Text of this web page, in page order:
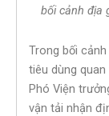
bối cảnh địa
Trong bối
tiêu dùng quan
Phó Viện
vận tải nhận